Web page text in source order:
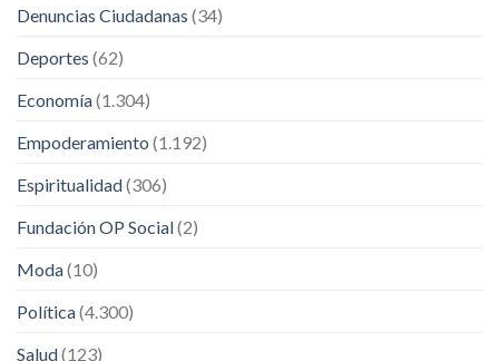
Denuncias Ciudadanas (34)
Deportes (62)
Economía(1.304)
Empoderamiento (1.192)
Espiritualidad(306)
Fundación OP Social(2)
Moda(10)
Política(4.300)
Salud(123)